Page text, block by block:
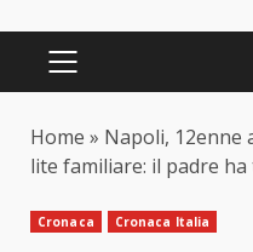
PRIMARY
Home » Napoli, 12enne
lite familiare: il padre
Cronaca Cronaca Italia